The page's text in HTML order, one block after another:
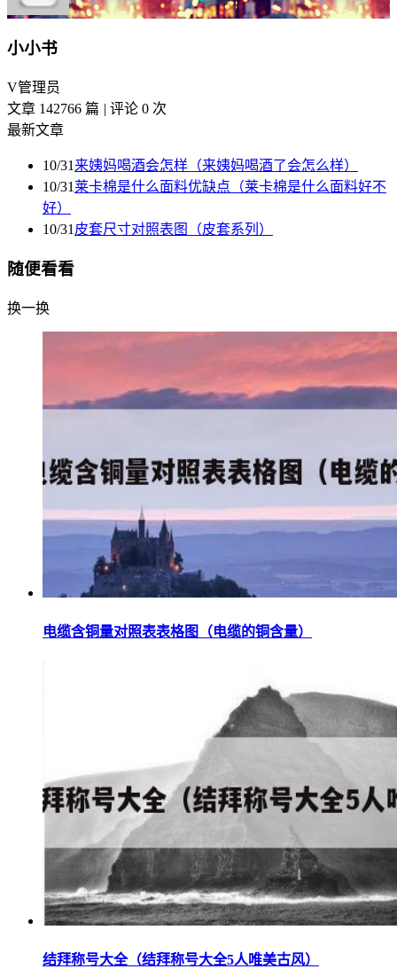
小小书
V管理员
文章 142766 篇 | 评论 0 次
最新文章
10/31 来姨妈喝酒会怎样（来姨妈喝酒了会怎么样）
10/31莱卡棉是什么面料优缺点（莱卡棉是什么面料好不
好）
10/31 皮套尺寸对照表图（皮套系列）
随便看看
换一换
电缆含铜量对照表表格图（电缆的铜含量）
结拜称号大全（结拜称号大全5人唯美古风）